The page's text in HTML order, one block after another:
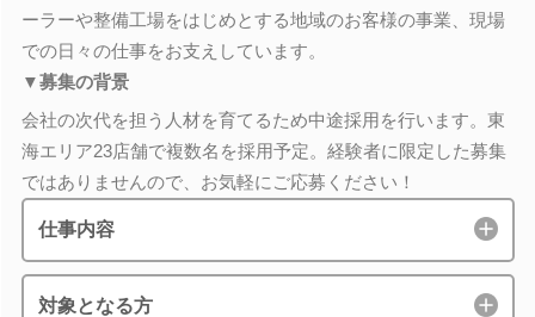
ーラーや整備工場をはじめとする地域のお客様の事業、現場
での日々の仕事をお支えしています。
▼募集の背景
会社の次代を担う人材を育てるため中途採用を行います。東
海エリア23店舗で複数名を採用予定。経験者に限定した募集
ではありませんので、お気軽にご応募ください！
仕事内容
対象となる方